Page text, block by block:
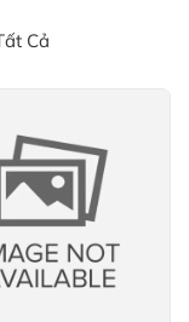
Cả